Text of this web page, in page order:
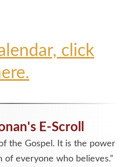
click
E-Scroll
the Gospel. It is the power
everyone who believes.”